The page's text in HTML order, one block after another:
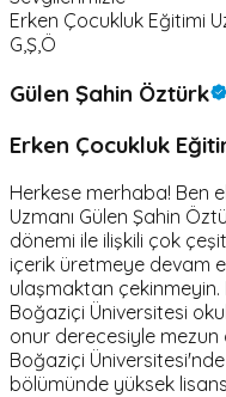
Erken Çocukluk Eğitimi
G,Ş,Ö
Gülen Şahin Öztürk
Erken Çocukluk
Herkese merhaba! Ben
Uzmanı Gülen Şahin
dönemi ile ilişkili çok
içerik üretmeye devam
ulaşmaktan çekinmeyin.
Boğaziçi Üniversitesi
onur derecesiyle mezun
Boğaziçi
bölümünde yüksek